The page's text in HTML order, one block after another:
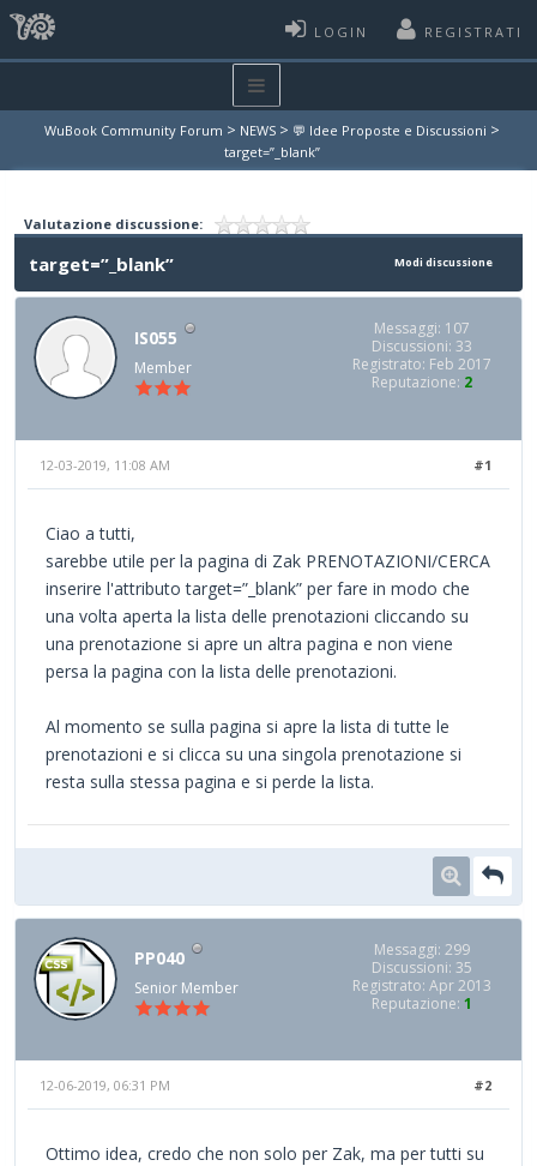
LOGIN REGISTRATI
WuBook Community Forum > NEWS > 💬 Idee Proposte e Discussioni >
target=”_blank”
Valutazione discussione:
Modi discussione
target=”_blank”
IS055
Member
Messaggi: 107
Discussioni: 33
Registrato: Feb 2017
Reputazione: 2
#1
12-03-2019, 11:08 AM
Ciao a tutti,
sarebbe utile per la pagina di Zak PRENOTAZIONI/CERCA
inserire l'attributo target=”_blank” per fare in modo che
una volta aperta la lista delle prenotazioni cliccando su
una prenotazione si apre un altra pagina e non viene
persa la pagina con la lista delle prenotazioni.
Al momento se sulla pagina si apre la lista di tutte le
prenotazioni e si clicca su una singola prenotazione si
resta sulla stessa pagina e si perde la lista.
PP040
Senior Member
Messaggi: 299
Discussioni: 35
Registrato: Apr 2013
Reputazione: 1
#2
12-06-2019, 06:31 PM
Ottimo idea, credo che non solo per Zak, ma per tutti su